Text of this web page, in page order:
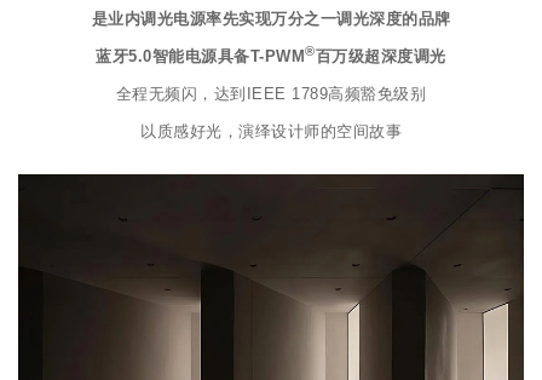
是业内调光电源率先实现万分之一调光深度的品牌
蓝牙5.0智能电源具备T-PWM®百万级超深度调光
全程无频闪，达到IEEE 1789高频豁免级别
以质感好光，演绎设计师的空间故事